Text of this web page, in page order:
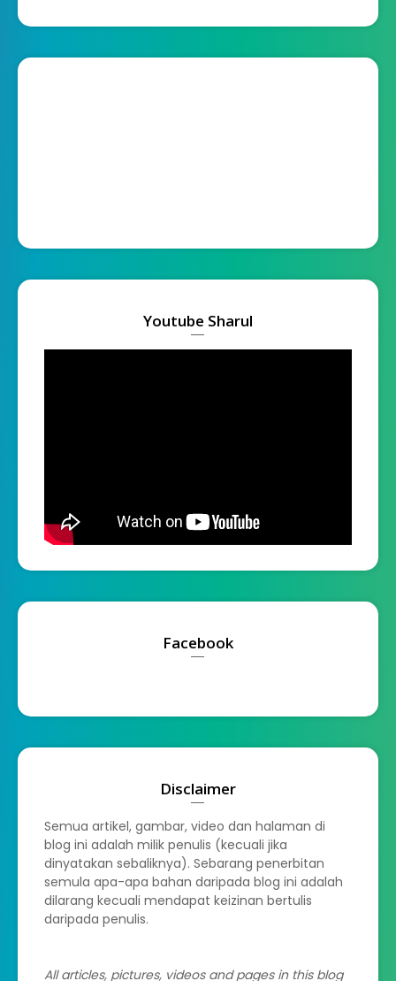
Youtube Sharul
Facebook
Disclaimer
Semua artikel, gambar, video dan halaman di
blog ini adalah milik penulis (kecuali jika
dinyatakan sebaliknya). Sebarang penerbitan
semula apa-apa bahan daripada blog ini adalah
dilarang kecuali mendapat keizinan bertulis
daripada penulis.
All articles, pictures, videos and pages in this blog